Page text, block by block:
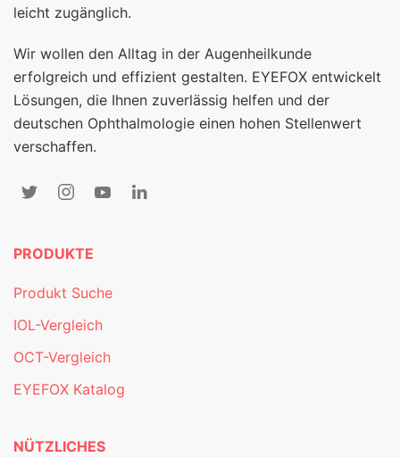
leicht zugänglich.
Wir wollen den Alltag in der Augenheilkunde
erfolgreich und effizient gestalten. EYEFOX entwickelt
Lösungen, die Ihnen zuverlässig helfen und der
deutschen Ophthalmologie einen hohen Stellenwert
verschaffen.
PRODUKTE
Produkt Suche
IOL-Vergleich
OCT-Vergleich
EYEFOX Katalog
NÜTZLICHES